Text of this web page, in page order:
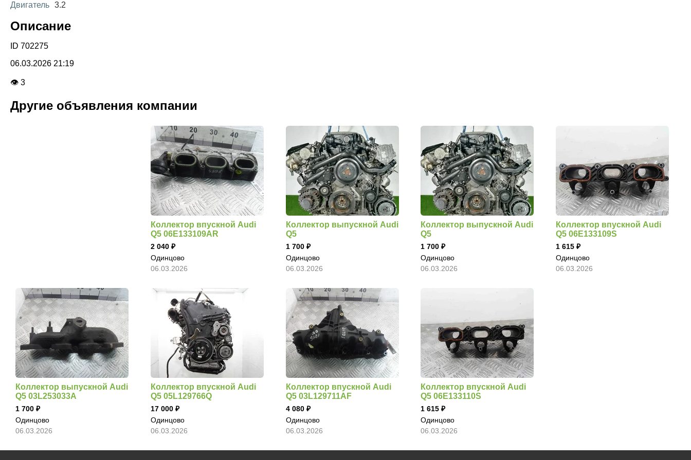
Двигатель 3.2
Описание
ID 702275
06.03.2026 21:19
👁 3
Другие объявления компании
Коллектор впускной Audi
Q5 06E133109AR
2 040
Одинцово
06.03.2026
Коллектор выпускной Audi
Q5
1 700
Одинцово
06.03.2026
Коллектор выпускной Audi
Q5
1 700
Одинцово
06.03.2026
Коллектор впускной Audi
Q5 06E133109S
1 615
Одинцово
06.03.2026
Коллектор выпускной Audi
Q5 03L253033A
1 700
Одинцово
06.03.2026
Коллектор впускной Audi
Q5 05L129766Q
17 000
Одинцово
06.03.2026
Коллектор впускной Audi
Q5 03L129711AF
4 080
Одинцово
06.03.2026
Коллектор впускной Audi
Q5 06E133110S
1 615
Одинцово
06.03.2026